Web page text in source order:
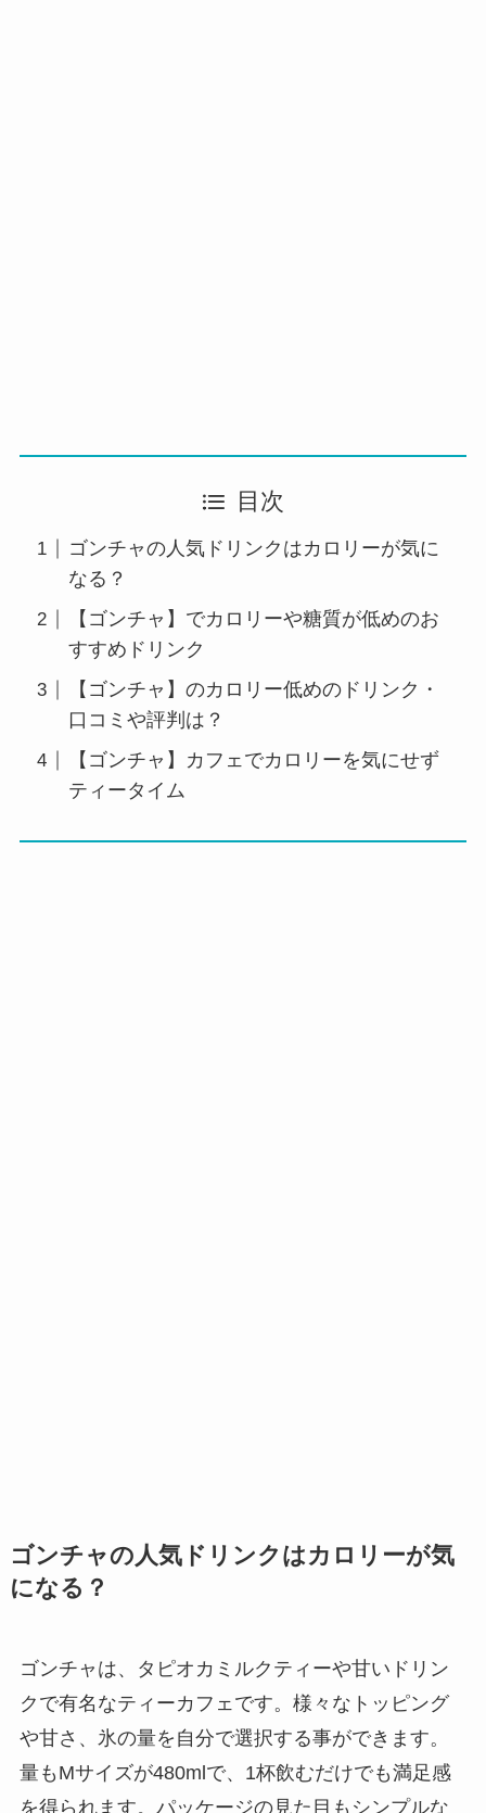
目次
ゴンチャの人気ドリンクはカロリーが気に
なる？
【ゴンチャ】でカロリーや糖質が低めのお
すすめドリンク
【ゴンチャ】のカロリー低めのドリンク・
口コミや評判は？
【ゴンチャ】カフェでカロリーを気にせず
ティータイム
ゴンチャの人気ドリンクはカロリーが気
になる？
ゴンチャは、タピオカミルクティーや甘いドリン
クで有名なティーカフェです。様々なトッピング
や甘さ、氷の量を自分で選択する事ができます。
量もMサイズが480mlで、1杯飲むだけでも満足感
を得られます。パッケージの見た目もシンプルな